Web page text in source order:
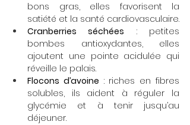
bons gras, elles favorisent la
satiété et la santé cardiovasculaire.
Cranberries séchées : petites
bombes antioxydantes, elles
ajoutent une pointe acidulée qui
réveille le palais.
Flocons d’avoine : riches en fibres
solubles, ils aident à réguler la
glycémie et à tenir jusqu’au
déjeuner.